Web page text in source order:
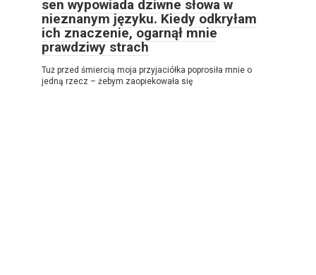
sen wypowiada dziwne słowa w
nieznanym języku. Kiedy odkryłam
ich znaczenie, ogarnął mnie
prawdziwy strach
Tuż przed śmiercią moja przyjaciółka poprosiła mnie o
jedną rzecz – żebym zaopiekowała się